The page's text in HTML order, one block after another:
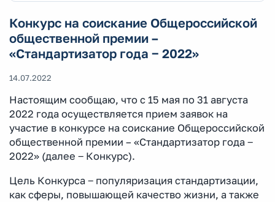
Конкурс на соискание Общероссийской
общественной премии –
«Стандартизатор года ‒ 2022»
14.07.2022
Настоящим сообщаю, что с 15 мая по 31 августа
2022 года осуществляется прием заявок на
участие в конкурсе на соискание Общероссийской
общественной премии – «Стандартизатор года ‒
2022» (далее ‒ Конкурс).
Цель Конкурса ‒ популяризация стандартизации,
как сферы, повышающей качество жизни, а также